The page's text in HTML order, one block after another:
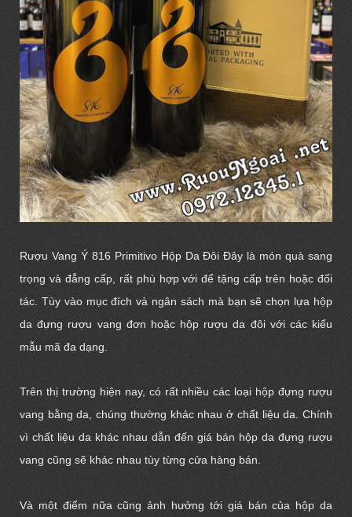
Rượu Vang Ý 816 Primitivo Hộp Da Đôi Đây là món quà sang
trọng và đẳng cấp, rất phù hợp với để tặng cấp trên hoặc đối
tác. Tùy vào mục đích và ngân sách mà bạn sẽ chọn lựa hộp
da đựng rượu vang đơn hoặc hộp rượu da đôivới các kiểu
mẫu mã đa dạng.
Trên thị trường hiện nay, có rất nhiều các loại hộp đựng rượu
vang bằng da, chúng thường khác nhau ở chất liệu da. Chính
vì chất liệu da khác nhau dẫn đến giá bán hộp da đựng rượu
vang cũng sẽ khác nhau tùy từng cửa hàng bán.
Và một điểm nữa cũng ảnh hưởng tới giá bán của hộp da